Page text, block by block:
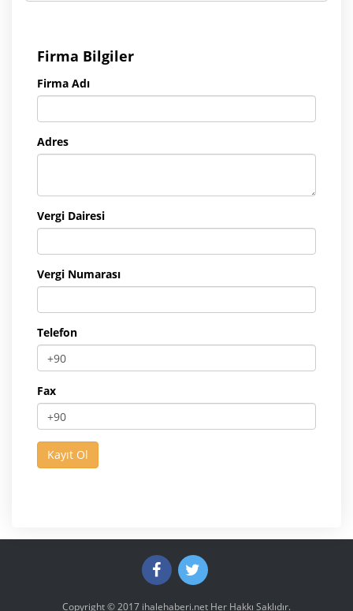
Firma Bilgiler
Firma Adı
Adres
Vergi Dairesi
Vergi Numarası
Telefon
Fax
Copyright © 2017 ihalehaberi.net Her Hakkı Saklıdır.